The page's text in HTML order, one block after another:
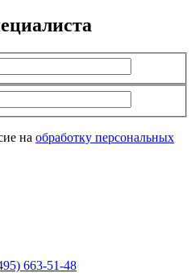
на обработку персональных
663-51-48